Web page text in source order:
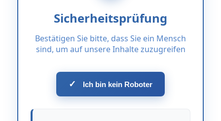
Sicherheitsprüfung
Bestätigen Sie bitte, dass Sie ein Mensch
sind, um auf unsere Inhalte zuzugreifen
✓ Ich bin kein Roboter